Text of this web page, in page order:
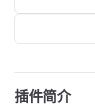
插件简介